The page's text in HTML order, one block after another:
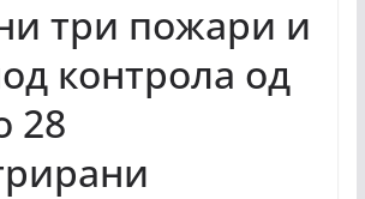
три пожари и
контрола од
28